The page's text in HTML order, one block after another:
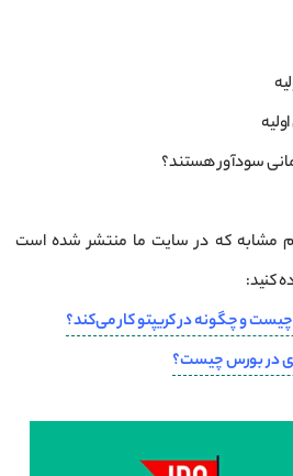
سودآور هستند؟
مشابه که در سایت ما منتشر شده است
کنید:
در بورس چیست؟